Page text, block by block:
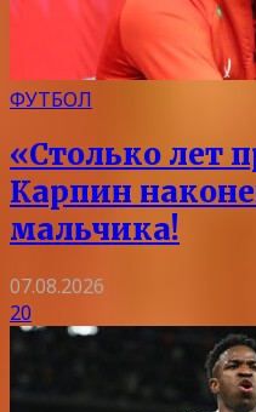
ФУТБОЛ
«Столько лет
Карпин
мальчика!
07.08.2026
20